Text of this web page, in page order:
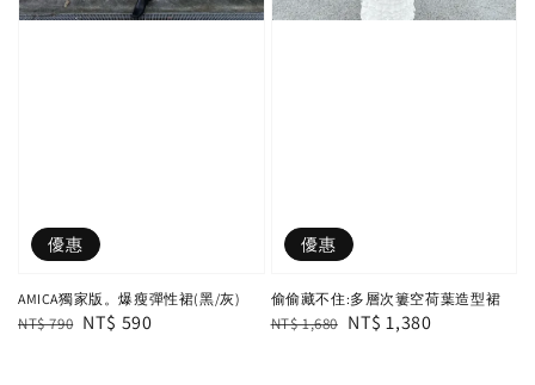
優惠
AMICA獨家版。爆瘦彈性裙(黑/灰)
Regular
NT$ 790 Sale
NT$ 590
優惠
偷偷藏不住:多層次簍空荷葉造型裙
Regular
NT$ 1,680 Sale
NT$ 1,380